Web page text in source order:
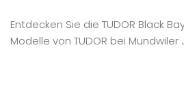
Entdecken Sie die TUDOR Black
Modelle von TUDOR bei